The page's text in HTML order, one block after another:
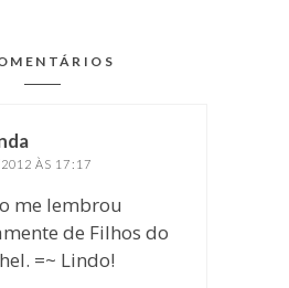
ÀS 17:17
me lembrou
de Filhos do
=~ Lindo!